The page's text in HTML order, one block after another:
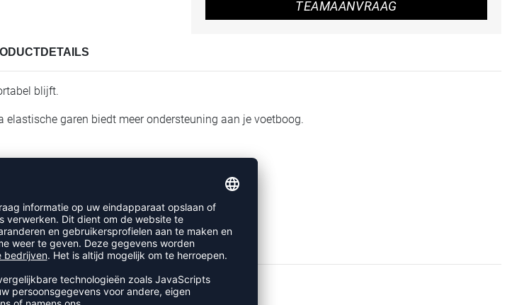
TEAMAANVRAAG
blijft.
garen biedt meer ondersteuning aan je voetboog.
BEKEKEN